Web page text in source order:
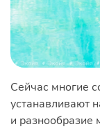
Сейчас многие
устанавливают
и